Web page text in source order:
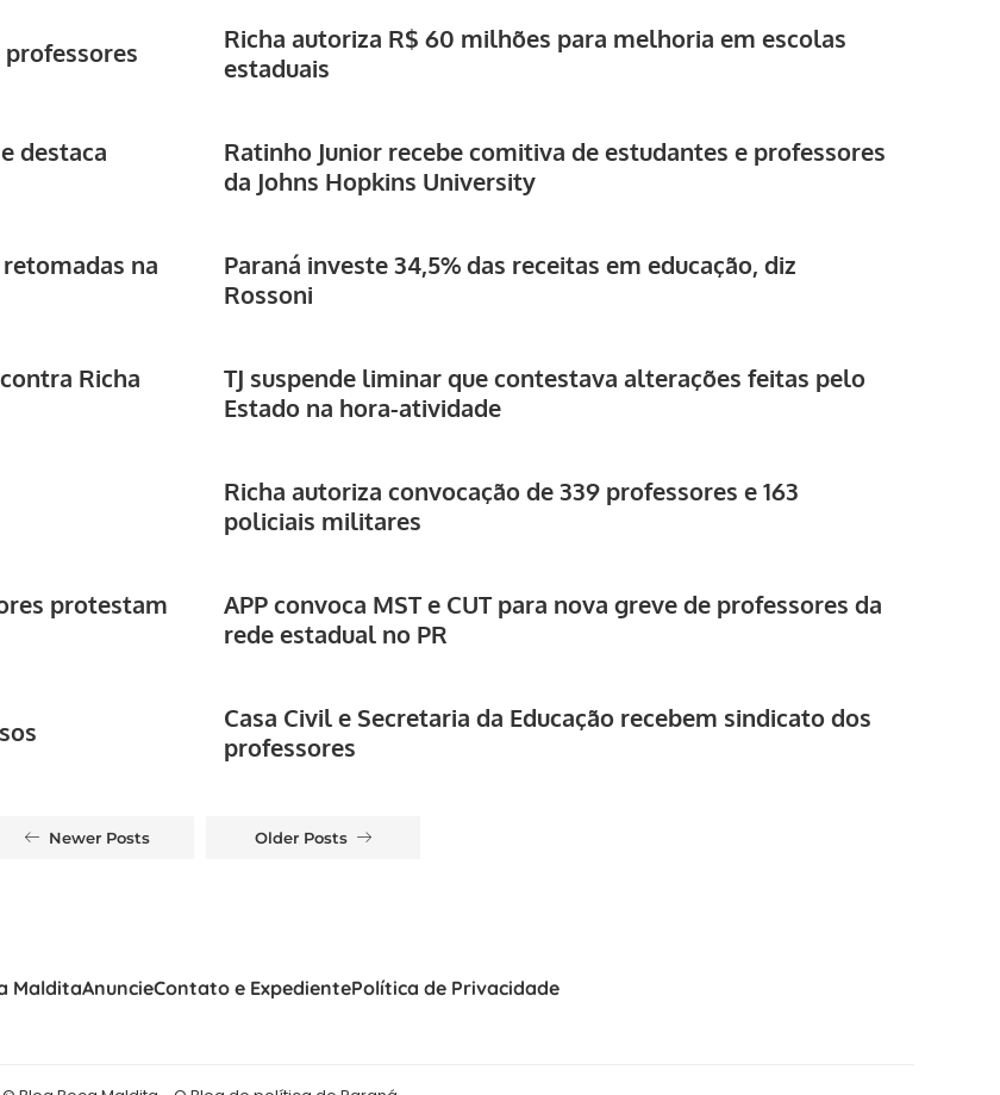
professores
Richa autoriza R$ 60 milhões para melhoria em escolas
estaduais
destaca
Ratinho Junior recebe comitiva de estudantes e professores
da Johns Hopkins University
na
Paraná investe 34,5% das receitas em educação, diz
Rossoni
Richa
TJ suspende liminar que contestava alterações feitas pelo
Estado na hora-atividade
Richa autoriza convocação de 339 professores e 163
policiais militares
protestam
APP convoca MST e CUT para nova greve de professores da
rede estadual no PR
Casa Civil e Secretaria da Educação recebem sindicato dos
professores
Newer Posts Older Posts
MalditaAnuncieContato e ExpedientePolítica de Privacidade